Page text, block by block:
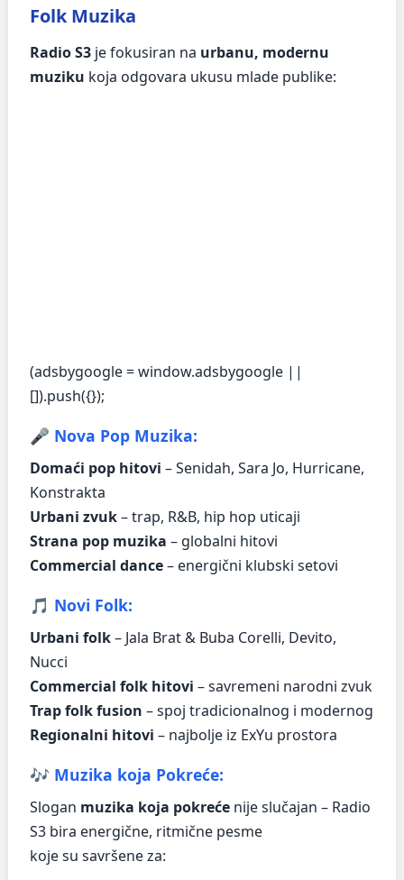
Folk Muzika
Radio S3 je fokusiran na urbanu, modernu
muziku koja odgovara ukusu mlade publike:
(adsbygoogle = window.adsbygoogle ||
[]).push({});
🎤 Nova Pop Muzika:
Domaći pop hitovi – Senidah, Sara Jo, Hurricane,
Konstrakta
Urbani zvuk– trap, R&B, hip hop uticaji
Strana pop muzika – globalni hitovi
Commercial dance– energični klubski setovi
🎵 Novi Folk:
Urbani folk– Jala Brat & Buba Corelli, Devito,
Nucci
Commercial folk hitovi – savremeni narodni zvuk
Trap folk fusion – spoj tradicionalnog i modernog
Regionalni hitovi – najbolje iz ExYu prostora
🎶 Muzika koja Pokreće:
Slogan muzika koja pokreće nije slučajan – Radio
S3 bira energične, ritmične pesme
koje su savršene za: